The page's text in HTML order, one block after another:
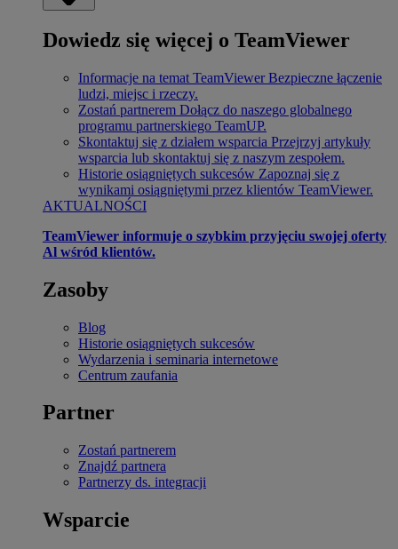
Dowiedz się więcej o TeamViewer
Informacje na temat TeamViewer Bezpieczne łączenie
ludzi, miejsc i rzeczy.
Zostań partnerem Dołącz do naszego globalnego
programu partnerskiego TeamUP.
Skontaktuj się z działem wsparcia Przejrzyj artykuły
wsparcia lub skontaktuj się z naszym zespołem.
Historie osiągniętych sukcesów Zapoznaj się z
wynikami osiągniętymi przez klientów TeamViewer.
AKTUALNOŚCI
TeamViewer informuje o szybkim przyjęciu swojej oferty
Al wśród klientów.
Zasoby
Blog
Historie osiągniętych sukcesów
Wydarzenia i seminaria internetowe
Centrum zaufania
Partner
Zostań partnerem
Znajdź partnera
Partnerzy ds. integracji
Wsparcie